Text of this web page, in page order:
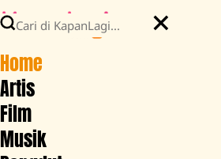
Home
Artis
Film
Musik